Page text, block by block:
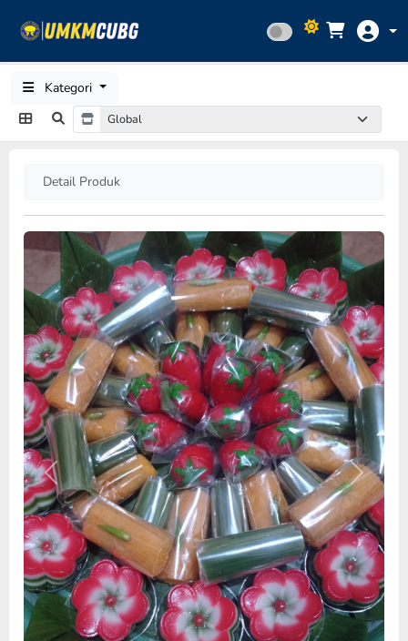
Kategori
Detail Produk
Previous Next